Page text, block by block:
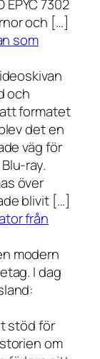
7302
och […]
som
och
formatet
det en
väg för
ray.
över
blivit […]
från
modern
I dag
stöd för
om